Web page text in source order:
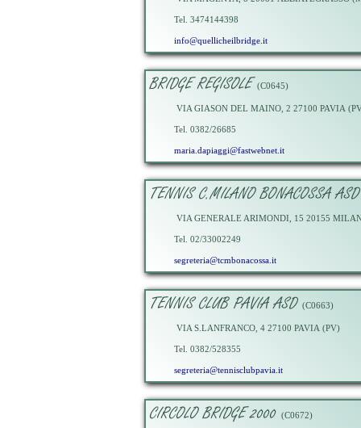
Tel. 3474144398
info@quellicheilbridge.it
BRIDGE REGISOLE (C0645)
VIA GIASON DEL MAINO, 2 27100 PAVIA
Tel. 0382/26685
maria.dapiaggi@fastwebnet.it
TENNIS C.MILANO BONACOSSA ASD
VIA GENERALE ARIMONDI, 15 20155
Tel. 02/33002249
segreteria@tcmbonacossa.it
TENNIS CLUB PAVIA ASD(C0663)
VIA S.LANFRANCO, 4 27100 PAVIA (PV)
Tel. 0382/528355
segreteria@tennisclubpavia.it
CIRCOLO BRIDGE 2000 (C0672)